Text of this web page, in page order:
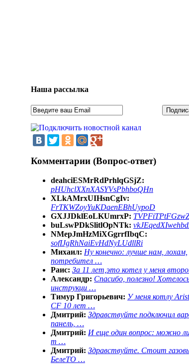
Наша рассылка
Комментарии (Вопрос-ответ)
deahciESMrRdPrhlqGSjZ:
pHUhclXXnXASYVsPbhboQHn
XLkAMrxUIHsnCgIv:
FrTKWZoyYuKDaenEBhUypoD
GXJJDklEoLKUmrxP:
buLswPDkSlitlOpNTk:
NMepJmHzMiXGgrrfIbqC:
sofIJgRhNaiEvHdNyLUdllRi
Михаил: Ну конечно: лучше нам, лохам,
потребител …
Раис: За 11 лет,это котел у меня
Александр: Спасибо, полезно!
инструкци …
Тимур Григорьевич: У меня котлу
CF 10 лет …
Дмитрий: Здравствуйте подключил
панель, …
Дмитрий: И еще один вопрос: можно
т …
Дмитрий: Здравствуйте. Стоит
БелеТО …